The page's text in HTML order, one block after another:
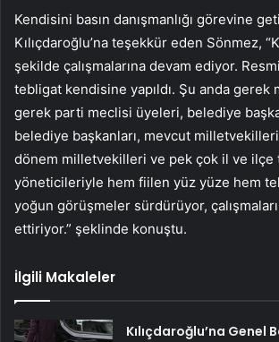
Kendisini basın danışmanlığı görevine
Kılıçdaroğlu’na teşekkür eden Sönmez,
şekilde çalışmalarına devam ediyor.
tebligat kendisine yapıldı. Şu anda
gerek parti meclisi üyeleri, belediye
belediye başkanları, mevcut
dönem milletvekilleri ve pek çok il ve ilçe
yöneticileriyle hem fiilen yüz yüze hem
yoğun görüşmeler sürdürüyor,
ettiriyor.” şeklinde konuştu.
İlgili Makaleler
Kılıçdaroğlu’na Genel